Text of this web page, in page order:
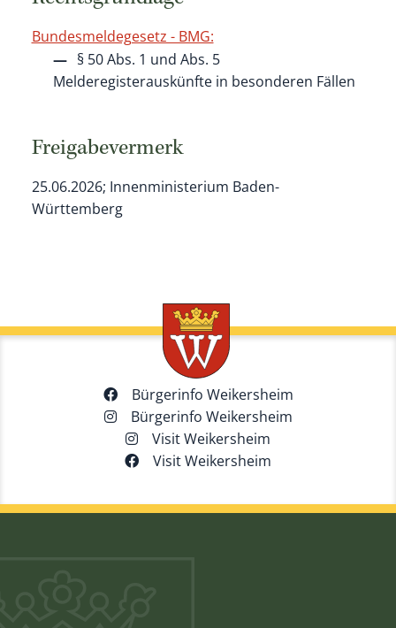
Bundesmeldegesetz - BMG:
§ 50 Abs. 1 und Abs. 5
Melderegisterauskünfte in besonderen Fällen
Freigabevermerk
25.06.2026; Innenministerium Baden-
Württemberg
Bürgerinfo Weikersheim
Bürgerinfo Weikersheim
Visit Weikersheim
Visit Weikersheim